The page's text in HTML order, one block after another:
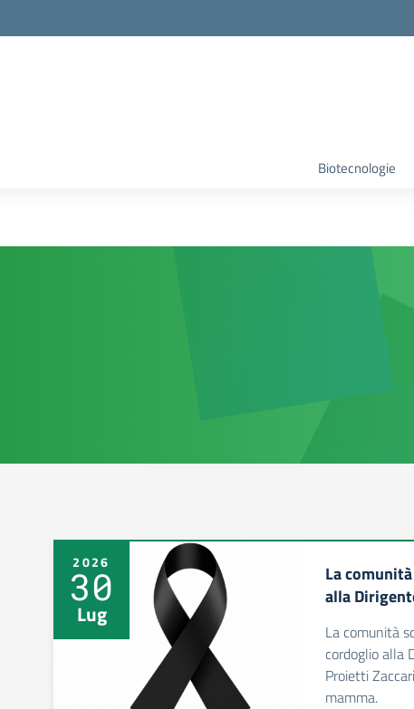
Biotecnologie
2026
30
Lug
La
alla
La comunità
cordoglio alla
Proietti
mamma.